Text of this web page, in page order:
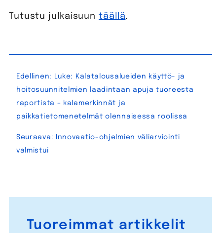
Tutustu julkaisuuntäällä.
Artikkelien
selaus
Edellinen:
Luke: Kalatalousalueiden käyttö- ja
hoitosuunnitelmien laadintaan apuja tuoreesta
raportista – kalamerkinnät ja
paikkatietomenetelmät olennaisessa roolissa
Seuraava:
Innovaatio-ohjelmien väliarviointi
valmistui
Tuoreimmat artikkelit